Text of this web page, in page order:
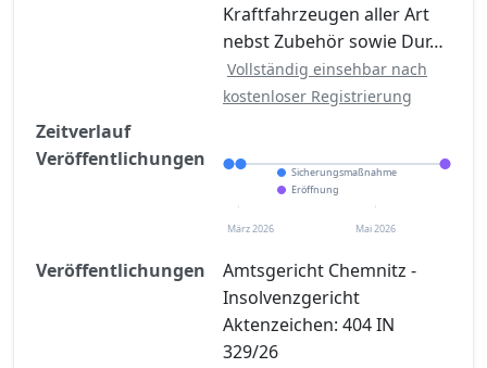
Kraftfahrzeugen aller Art
nebst Zubehör sowie Dur…
Vollständig einsehbar nach
kostenloser Registrierung
Zeitverlauf
Veröffentlichungen
Sicherungsmaßnahme
Eröffnung
März 2026 Mai 2026
Veröffentlichungen
Amtsgericht Chemnitz -
Insolvenzgericht
Aktenzeichen: 404 IN
329/26